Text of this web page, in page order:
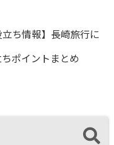
立ち情報】長崎旅行に
ポイントまとめ